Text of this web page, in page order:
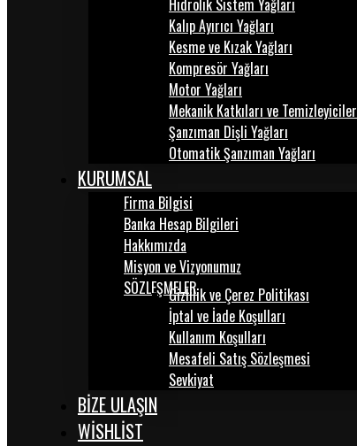
Hidrolik Sistem Yağları
Kalıp Ayırıcı Yağları
Kesme ve Kızak Yağları
Kompresör Yağları
Motor Yağları
Mekanik Katkıları ve Temizleyiciler
Şanzıman Dişli Yağları
Otomatik Şanzıman Yağları
KURUMSAL
Firma Bilgisi
Banka Hesap Bilgileri
Hakkımızda
Misyon ve Vizyonumuz
SÖZLEŞMELERGizlilik ve Çerez Politikası
İptal ve İade Koşulları
Kullanım Koşulları
Mesafeli Satış Sözleşmesi
Sevkiyat
BİZE ULAŞIN
WISHLIST